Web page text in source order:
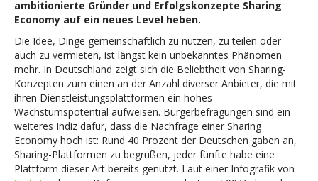
ambitionierte Gründer und Erfolgskonzepte Sharing
Economy auf ein neues Level heben.
Die Idee, Dinge gemeinschaftlich zu nutzen, zu teilen oder
auch zu vermieten, ist längst kein unbekanntes Phänomen
mehr. In Deutschland zeigt sich die Beliebtheit von Sharing-
Konzepten zum einen an der Anzahl diverser Anbieter, die mit
ihren Dienstleistungsplattformen ein hohes
Wachstumspotential aufweisen. Bürgerbefragungen sind ein
weiteres Indiz dafür, dass die Nachfrage einer Sharing
Economy hoch ist: Rund 40 Prozent der Deutschen gaben an,
Sharing-Plattformen zu begrüßen, jeder fünfte habe eine
Plattform dieser Art bereits genutzt. Laut einer Infografik von